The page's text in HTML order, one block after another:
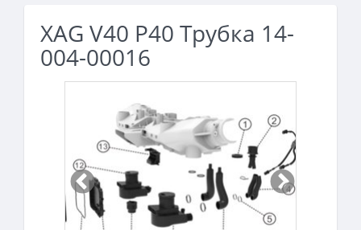
XAG V40 P40 Трубка 14-
004-00016